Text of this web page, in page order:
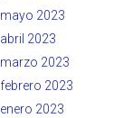
mayo 2023
abril 2023
marzo 2023
febrero 2023
enero 2023